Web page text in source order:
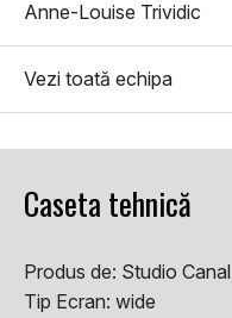
Anne-Louise Trividic
Vezi toată echipa
Caseta tehnică
Produs de: Studio Canal
Tip Ecran: wide